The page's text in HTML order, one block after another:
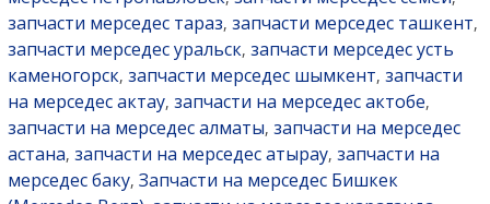
запчасти мерседес тараз, запчасти мерседес ташкент,
запчасти мерседес уральск, запчасти мерседес усть
каменогорск, запчасти мерседес шымкент, запчасти
на мерседес актау, запчасти на мерседес актобе,
запчасти на мерседес алматы, запчасти на мерседес
астана, запчасти на мерседес атырау, запчасти на
мерседес баку, Запчасти на мерседес Бишкек